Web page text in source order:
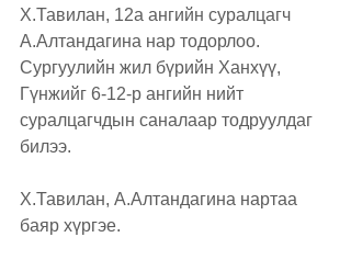
Х.Тавилан, 12а ангийн суралцагч
А.Алтандагина нар тодорлоо.
Сургуулийн жил бүрийн Ханхүү,
Гүнжийг 6-12-р ангийн нийт
суралцагчдын саналаар тодруулдаг
билээ.
Х.Тавилан, А.Алтандагина нартаа
баяр хүргэе.